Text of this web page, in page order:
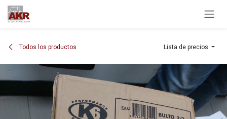
Ir al contenido
Todos los productos Lista de precios